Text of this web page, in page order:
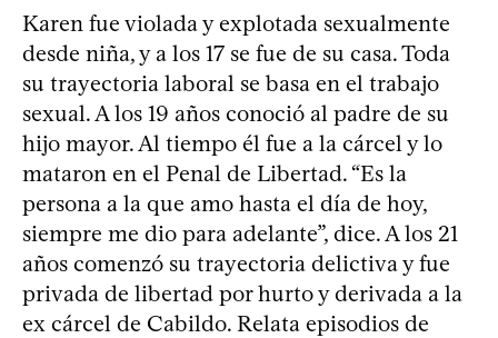
Karen fue violada y explotada sexualmente
desde niña, y a los 17 se fue de su casa. Toda
su trayectoria laboral se basa en el trabajo
sexual. A los 19 años conoció al padre de su
hijo mayor. Al tiempo él fue a la cárcel y lo
mataron en el Penal de Libertad. “Es la
persona a la que amo hasta el día de hoy,
siempre me dio para adelante”, dice. A los 21
años comenzó su trayectoria delictiva y fue
privada de libertad por hurto y derivada a la
ex cárcel de Cabildo. Relata episodios de